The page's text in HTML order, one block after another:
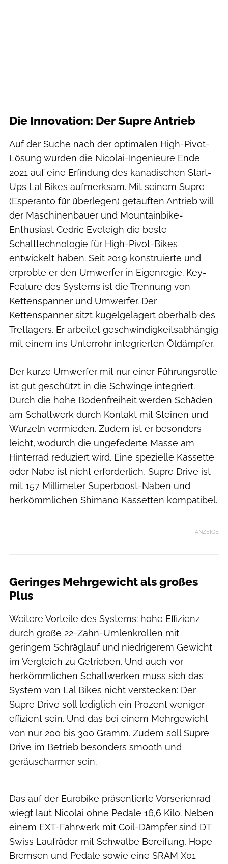
Die Innovation: Der Supre Antrieb
Auf der Suche nach der optimalen High-Pivot-
Lösung wurden die Nicolai-Ingenieure Ende
2021 auf eine Erfindung des kanadischen Start-
Ups Lal Bikes aufmerksam. Mit seinem Supre
(Esperanto für überlegen) getauften Antrieb will
der Maschinenbauer und Mountainbike-
Enthusiast Cedric Eveleigh die beste
Schalttechnologie für High-Pivot-Bikes
entwickelt haben. Seit 2019 konstruierte und
erprobte er den Umwerfer in Eigenregie. Key-
Feature des Systems ist die Trennung von
Kettenspanner und Umwerfer. Der
Kettenspanner sitzt kugelgelagert oberhalb des
Tretlagers. Er arbeitet geschwindigkeitsabhängig
mit einem ins Unterrohr integrierten Öldämpfer.
Der kurze Umwerfer mit nur einer Führungsrolle
ist gut geschützt in die Schwinge integriert.
Durch die hohe Bodenfreiheit werden Schäden
am Schaltwerk durch Kontakt mit Steinen und
Wurzeln vermieden. Zudem ist er besonders
leicht, wodurch die ungefederte Masse am
Hinterrad reduziert wird. Eine spezielle Kassette
oder Nabe ist nicht erforderlich, Supre Drive ist
mit 157 Millimeter Superboost-Naben und
herkömmlichen Shimano Kassetten kompatibel.
ANZEIGE
Geringes Mehrgewicht als großes
Plus
Weitere Vorteile des Systems: hohe Effizienz
durch große 22-Zahn-Umlenkrollen mit
geringem Schräglauf und niedrigerem Gewicht
im Vergleich zu Getrieben. Und auch vor
herkömmlichen Schaltwerken muss sich das
System von Lal Bikes nicht verstecken: Der
Supre Drive soll lediglich ein Prozent weniger
effizient sein. Und das bei einem Mehrgewicht
von nur 200 bis 300 Gramm. Zudem soll Supre
Drive im Betrieb besonders smooth und
geräuscharmer sein.
Das auf der Eurobike präsentierte Vorserienrad
wiegt laut Nicolai ohne Pedale 16,6 Kilo. Neben
einem EXT-Fahrwerk mit Coil-Dämpfer sind DT
Swiss Laufräder mit Schwalbe Bereifung, Hope
Bremsen und Pedale sowie eine SRAM X01